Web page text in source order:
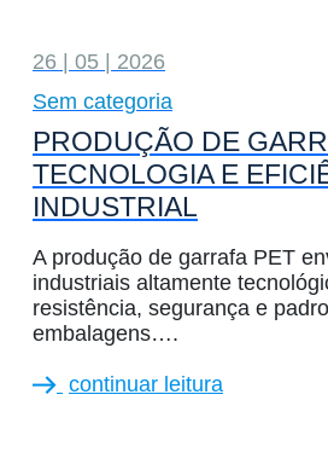
26 | 05 | 2026
Sem categoria
PRODUÇÃO DE
TECNOLOGIA E
INDUSTRIAL
A produção de garrafa PET
industriais altamente
resistência, segurança e
embalagens….
continuar leitura